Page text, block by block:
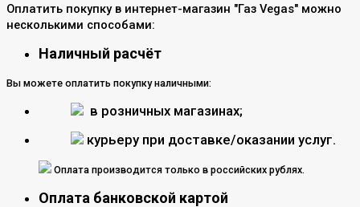
Оплатить покупку в интернет-магазин "Газ Vegas" можно
несколькими способами:
Наличный расчёт
Вы можете оплатить покупку наличными:
в розничных магазинах;
курьеру при доставке/оказании услуг.
Оплата производится только в российских рублях.
Оплата банковской картой